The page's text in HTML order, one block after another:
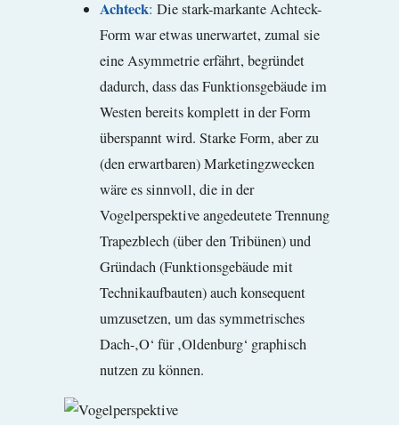
Achteck: Die stark-markante Achteck-
Form war etwas unerwartet, zumal sie
eine Asymmetrie erfährt, begründet
dadurch, dass das Funktionsgebäude im
Westen bereits komplett in der Form
überspannt wird. Starke Form, aber zu
(den erwartbaren) Marketingzwecken
wäre es sinnvoll, die in der
Vogelperspektive angedeutete Trennung
Trapezblech (über den Tribünen) und
Gründach (Funktionsgebäude mit
Technikaufbauten) auch konsequent
umzusetzen, um das symmetrisches
Dach-‚O‘ für ‚Oldenburg‘ graphisch
nutzen zu können.